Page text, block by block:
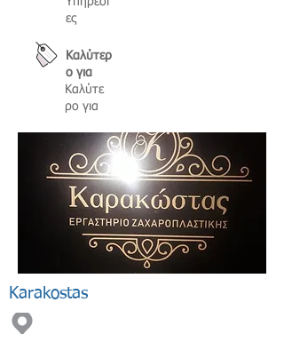
ες
Καλύτερ
ο για
Καλύτε
ρο για
Karakostas